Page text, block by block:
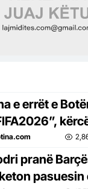
e errët e
alarme për
për të vrarë
pranë
pasuesin